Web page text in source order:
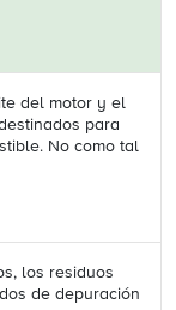
del motor y el
para
No como tal
los residuos
de depuración